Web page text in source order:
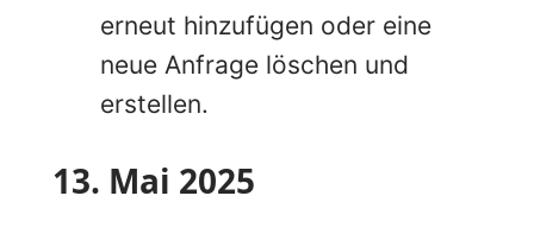
erneut hinzufügen oder eine
neue Anfrage löschen und
erstellen.
13. Mai 2025